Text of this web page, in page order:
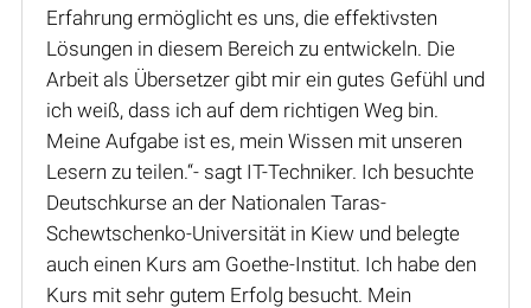
Erfahrung ermöglicht es uns, die effektivsten
Lösungen in diesem Bereich zu entwickeln. Die
Arbeit als Übersetzer gibt mir ein gutes Gefühl und
ich weiß, dass ich auf dem richtigen Weg bin.
Meine Aufgabe ist es, mein Wissen mit unseren
Lesern zu teilen.“- sagt IT-Techniker. Ich besuchte
Deutschkurse an der Nationalen Taras-
Schewtschenko-Universität in Kiew und belegte
auch einen Kurs am Goethe-Institut. Ich habe den
Kurs mit sehr gutem Erfolg besucht. Mein